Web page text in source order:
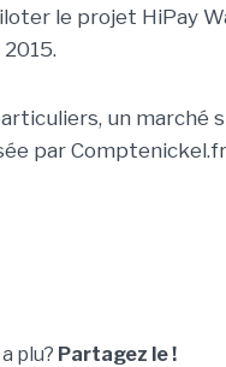
le projet HiPay
un marché
par
plu? Partagez le !